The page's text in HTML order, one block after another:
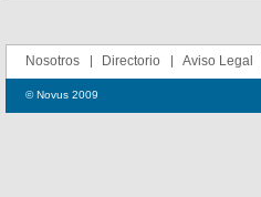
Nosotros Directorio Aviso Legal
© Novus 2009